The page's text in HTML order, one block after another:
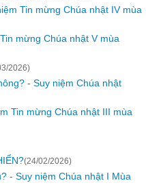
Tin mừng Chúa nhật IV mùa
mừng Chúa nhật V mùa
2026)
- Suy niệm Chúa nhật
Tin mừng Chúa nhật III mùa
(24/02/2026)
- Suy niệm Chúa nhật I Mùa